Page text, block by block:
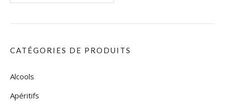
CATÉGORIES DE PRODUITS
Alcools
Apéritifs